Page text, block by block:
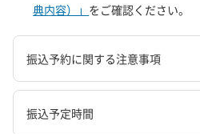
典内容）」 をご確認ください。
振込予約に関する注意事項
振込予定時間